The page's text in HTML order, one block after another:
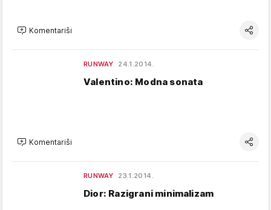
Komentariši
RUNWAY 24.1.2014.
Valentino: Modna sonata
Komentariši
RUNWAY 23.1.2014.
Dior: Razigrani minimalizam